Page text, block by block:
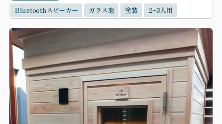
Bluetoothスピーカー ガラス窓 塗装 2~3人用